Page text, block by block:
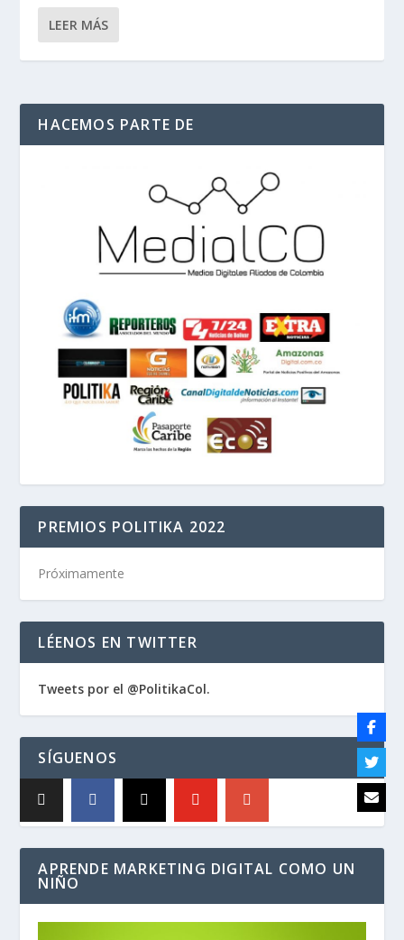
LEER MÁS
HACEMOS PARTE DE
PREMIOS POLITIKA 2022
Próximamente
LÉENOS EN TWITTER
Tweets por el @PolitikaCol.
SÍGUENOS
APRENDE MARKETING DIGITAL COMO UN
NIÑO